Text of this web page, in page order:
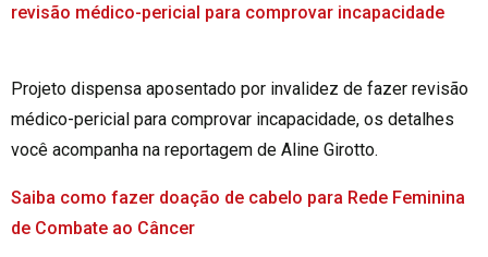
revisão médico-pericial para comprovar incapacidade
Projeto dispensa aposentado por invalidez de fazer revisão
médico-pericial para comprovar incapacidade, os detalhes
você acompanha na reportagem de Aline Girotto.
Saiba como fazer doação de cabelo para Rede Feminina
de Combate ao Câncer